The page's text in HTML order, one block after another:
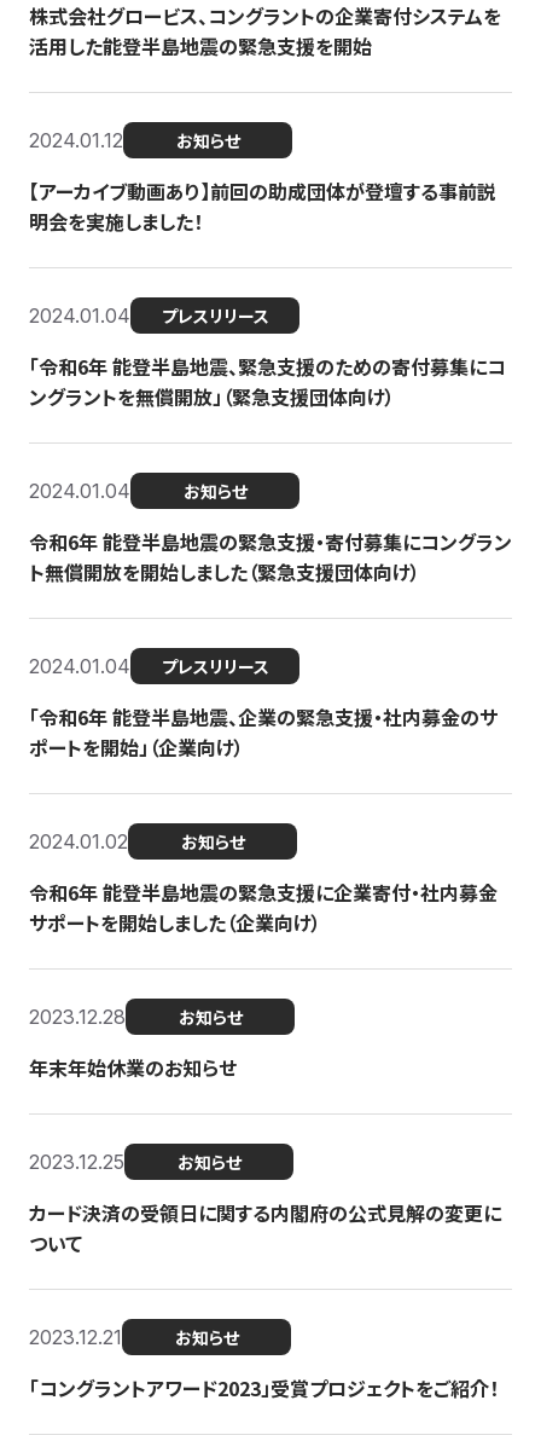
株式会社グロービス、コングラントの企業寄付システムを
活用した能登半島地震の緊急支援を開始
2024.01.12 お知らせ
【アーカイブ動画あり】前回の助成団体が登壇する事前説
明会を実施しました！
2024.01.04 プレスリリース
「令和6年 能登半島地震、緊急支援のための寄付募集にコ
ングラントを無償開放」（緊急支援団体向け）
2024.01.04 お知らせ
令和6年 能登半島地震の緊急支援・寄付募集にコングラン
ト無償開放を開始しました（緊急支援団体向け）
2024.01.04 プレスリリース
「令和6年 能登半島地震、企業の緊急支援・社内募金のサ
ポートを開始」（企業向け）
2024.01.02 お知らせ
令和6年 能登半島地震の緊急支援に企業寄付・社内募金
サポートを開始しました（企業向け）
2023.12.28 お知らせ
年末年始休業のお知らせ
2023.12.25 お知らせ
カード決済の受領日に関する内閣府の公式見解の変更に
ついて
2023.12.21 お知らせ
「コングラントアワード2023」受賞プロジェクトをご紹介！